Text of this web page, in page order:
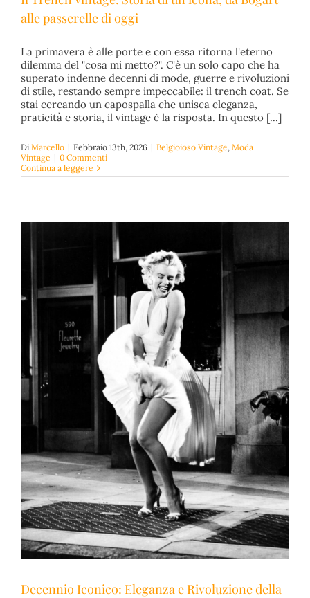
Il Trench Vintage: Storia di un’icona, da Bogart alle
passerelle di oggi
Belgioioso Vintage Moda Vintage
alle passerelle di oggi
La primavera è alle porte e con essa ritorna l'eterno
dilemma del "cosa mi metto?". C'è un solo capo che ha
superato indenne decenni di mode, guerre e rivoluzioni
di stile, restando sempre impeccabile: il trench coat. Se
stai cercando un capospalla che unisca eleganza,
praticità e storia, il vintage è la risposta. In questo [...]
Di Marcello | Febbraio 13th, 2026 | Belgioioso Vintage, Moda
Vintage | 0 Commenti
Continua a leggere
Decennio Iconico: Eleganza e Rivoluzione della